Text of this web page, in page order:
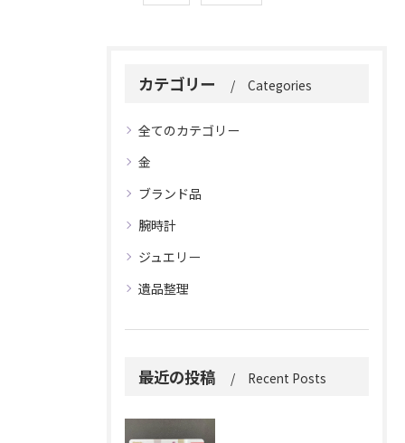
カテゴリー Categories
全てのカテゴリー
金
ブランド品
腕時計
ジュエリー
遺品整理
最近の投稿 Recent Posts